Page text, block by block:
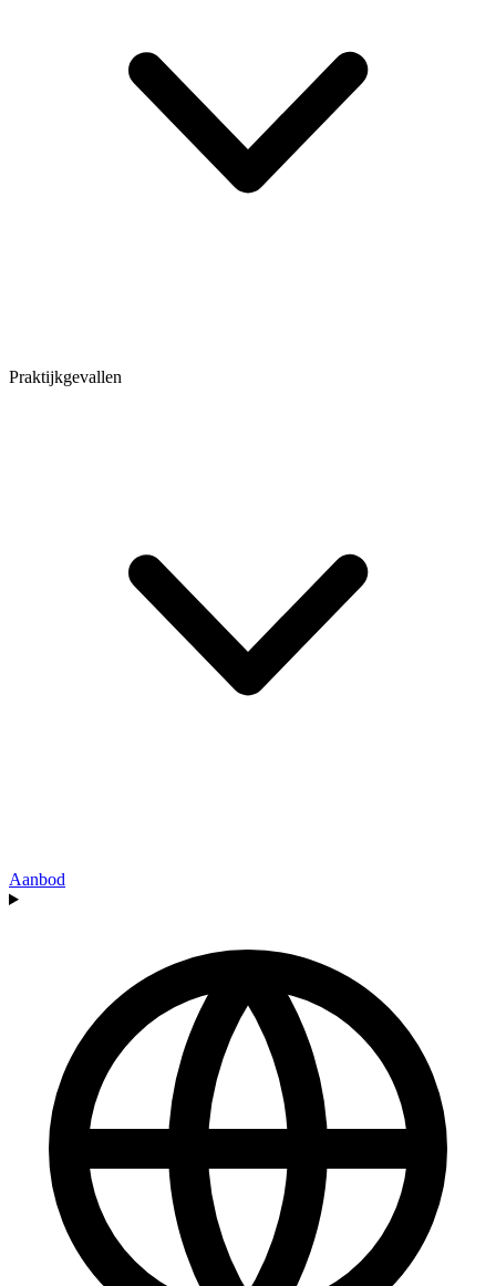
Praktijkgevallen
Aanbod